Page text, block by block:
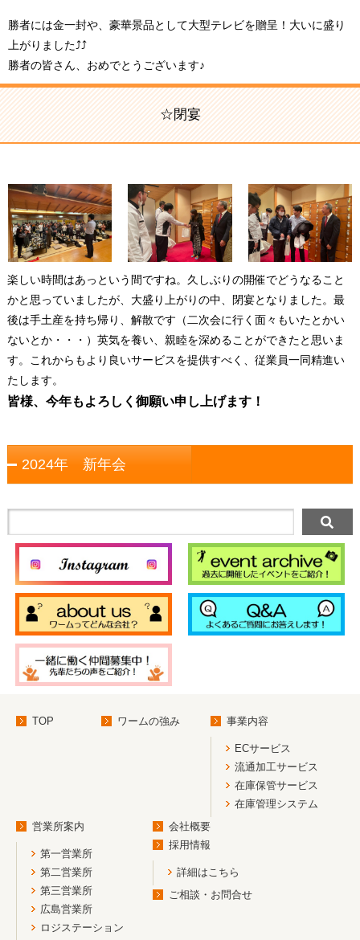
勝者には金一封や、豪華景品として大型テレビを贈呈！大いに盛り
上がりました⤴⤴
勝者の皆さん、おめでとうございます♪
☆閉宴
楽しい時間はあっという間ですね。久しぶりの開催でどうなること
かと思っていましたが、大盛り上がりの中、閉宴となりました。最
後は手土産を持ち帰り、解散です（二次会に行く面々もいたとかい
ないとか・・・）英気を養い、親睦を深めることができたと思いま
す。これからもより良いサービスを提供すべく、従業員一同精進い
たします。
皆様、今年もよろしく御願い申し上げます！
2024年 新年会
TOP ワームの強み 事業内容
ECサービス
流通加工サービス
在庫保管サービス
在庫管理システム
営業所案内
第一営業所
第二営業所
第三営業所
広島営業所
ロジステーション
会社概要
採用情報
詳細はこちら
ご相談・お問合せ